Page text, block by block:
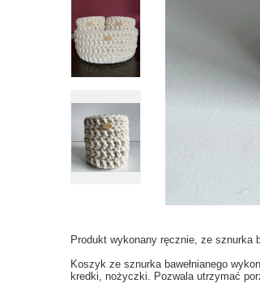
Produkt wykonany ręcznie, ze sznurka
Koszyk ze sznurka bawełnianego
kredki, nożyczki. Pozwala utrzymać